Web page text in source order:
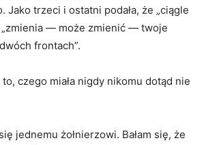
Jako trzeci i ostatni podała, że „ciągle
„zmienia — może zmienić — twoje
frontach”.
to, czego miała nigdy nikomu dotąd nie
jednemu żołnierzowi. Bałam się, że